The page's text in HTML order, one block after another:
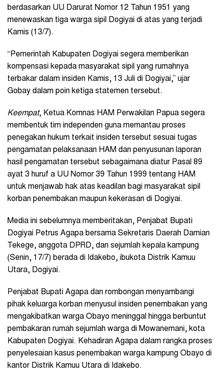
berdasarkan UU Darurat Nomor 12 Tahun 1951 yang
menewaskan tiga warga sipil Dogiyai di atas yang terjadi
Kamis (13/7).
“Pemerintah Kabupaten Dogiyai segera memberikan
kompensasi kepada masyarakat sipil yang rumahnya
terbakar dalam insiden Kamis, 13 Juli di Dogiyai,” ujar
Gobay dalam poin ketiga statemen tersebut.
Keempat, Ketua Komnas HAM Perwakilan Papua segera
membentuk tim independen guna memantau proses
penegakan hukum terkait insiden tersebut sesuai tugas
pengamatan pelaksanaan HAM dan penyusunan laporan
hasil pengamatan tersebut sebagaimana diatur Pasal 89
ayat 3 huruf a UU Nomor 39 Tahun 1999 tentang HAM
untuk menjawab hak atas keadilan bagi masyarakat sipil
korban penembakan maupun kekerasan di Dogiyai.
Media ini sebelumnya memberitakan, Penjabat Bupati
Dogiyai Petrus Agapa bersama Sekretaris Daerah Damian
Tekege, anggota DPRD, dan sejumlah kepala kampung
(Senin, 17/7) berada di Idakebo, ibukota Distrik Kamuu
Utara, Dogiyai.
Penjabat Bupati Agapa dan rombongan menyambangi
pihak keluarga korban menyusul insiden penembakan yang
mengakibatkan warga Obayo meninggal hingga berbuntut
pembakaran rumah sejumlah warga di Mowanemani, kota
Kabupaten Dogiyai. Kehadiran Agapa dalam rangka proses
penyelesaian kasus penembakan warga kampung Obayo di
kantor Distrik Kamuu Utara di Idakebo.